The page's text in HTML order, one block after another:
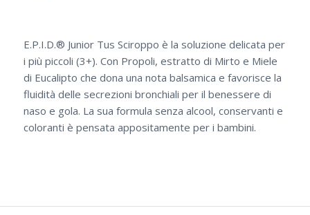
E.P.I.D.® Junior Tus Sciroppo è la soluzione delicata per
i più piccoli (3+). Con Propoli, estratto di Mirto e Miele
di Eucalipto che dona una nota balsamica e favorisce la
fluidità delle secrezioni bronchiali per il benessere di
naso e gola. La sua formula senza alcool, conservanti e
coloranti è pensata appositamente per i bambini.